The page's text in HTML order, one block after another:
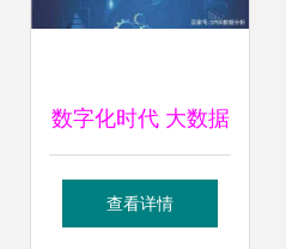
数字化时代 大数据
技能成为企业网络
查看详情